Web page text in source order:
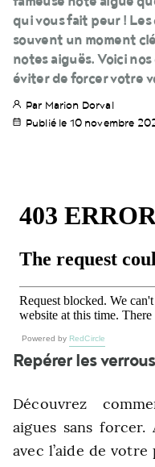
qui vous fait peur !
souvent un moment
notes aiguës. Voici
éviter de forcer votre
Par Marion Dorval
Publié le 10 novembre
Powered by RedCircle
Repérer les
Découvrez
aigues sans
avec l’aide de